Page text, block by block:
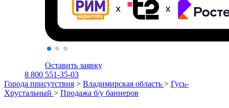
Оставить заявку
8 800 551-35-03
Города присутствия > Владимирская область > Гусь-
Хрустальный > Продажа б/у баннеров